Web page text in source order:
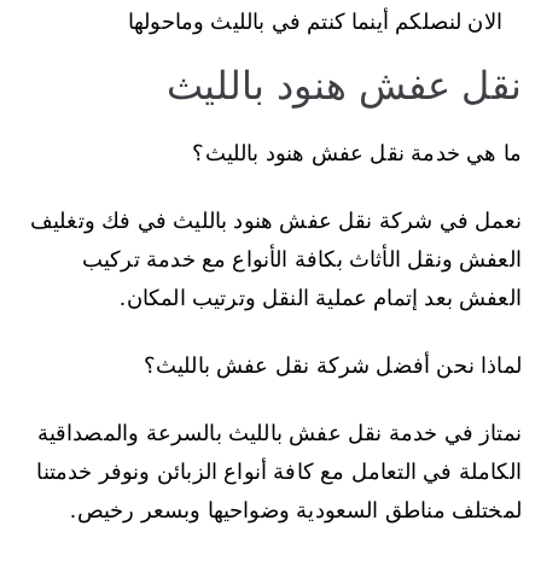
الان لنصلكم أينما كنتم في بالليث وماحولها
نقل عفش هنود بالليث
ما هي خدمة نقل عفش هنود بالليث؟
نعمل في شركة نقل عفش هنود بالليث في فك وتغليف
العفش ونقل الأثاث بكافة الأنواع مع خدمة تركيب
العفش بعد إتمام عملية النقل وترتيب المكان.
لماذا نحن أفضل شركة نقل عفش بالليث؟
نمتاز في خدمة نقل عفش بالليث بالسرعة والمصداقية
الكاملة في التعامل مع كافة أنواع الزبائن ونوفر خدمتنا
لمختلف مناطق السعودية وضواحيها وبسعر رخيص.